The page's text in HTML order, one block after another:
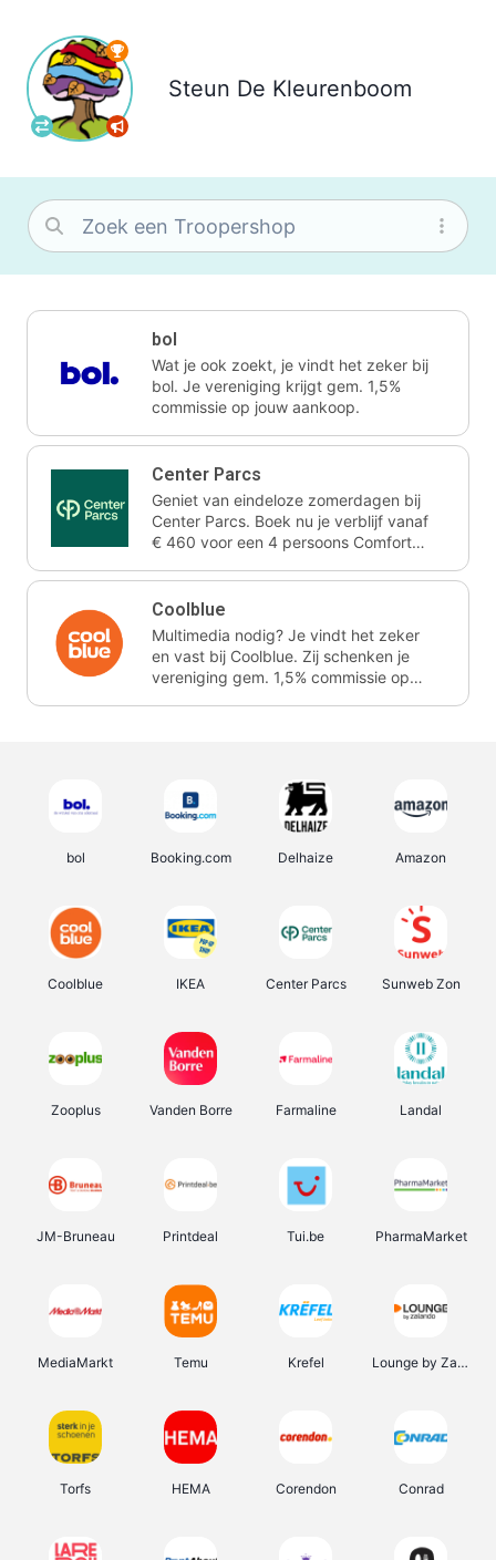
Steun De Kleurenboom
bol
Wat je ook zoekt, je vindt het zeker bij
bol. Je vereniging krijgt gem. 1,5%
commissie op jouw aankoop.
Center Parcs
Geniet van eindeloze zomerdagen bij
Center Parcs. Boek nu je verblijf vanaf
€ 460 voor een 4 persoons Comfort
je vereniging gem. 2,4% commissie.
Coolblue
Multimedia nodig? Je vindt het zeker
en vast bij Coolblue. Zij schenken je
vereniging gem. 1,5% commissie op
bol Booking.com Delhaize Amazon
Coolblue IKEA Center Parcs Sunweb Zon
Zooplus Vanden Borre Farmaline Landal
JM-Bruneau Printdeal Tui.be PharmaMarket
MediaMarkt Temu Krefel Lounge by Zalando
Torfs HEMA Corendon Conrad